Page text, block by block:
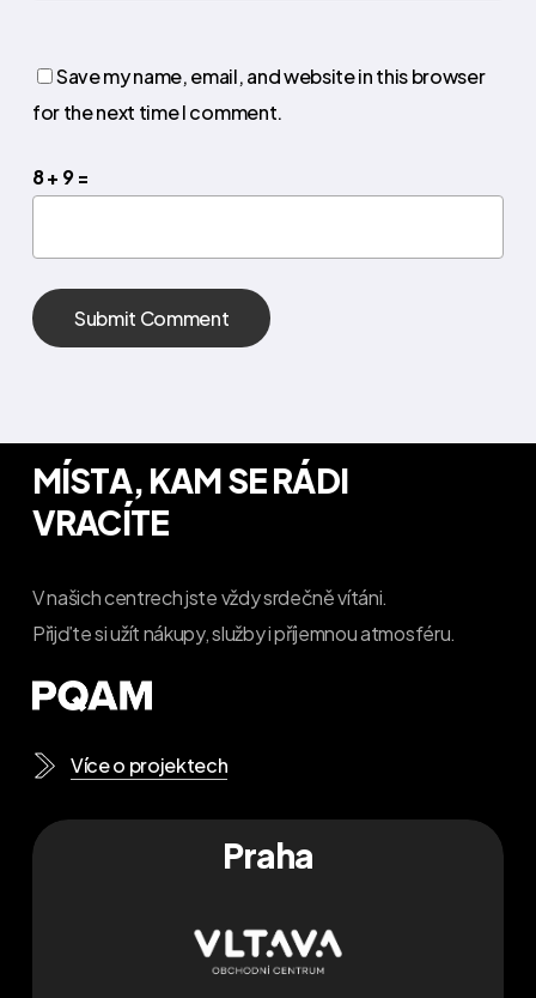
Save my name, email, and website in this browser
for the next time I comment.
8 + 9 =
MÍSTA, KAM SE RÁDI
VRACÍTE
V našich centrech jste vždy srdečně vítáni.
Přijďte si užít nákupy, služby i příjemnou atmosféru.
Více o projektech
Praha